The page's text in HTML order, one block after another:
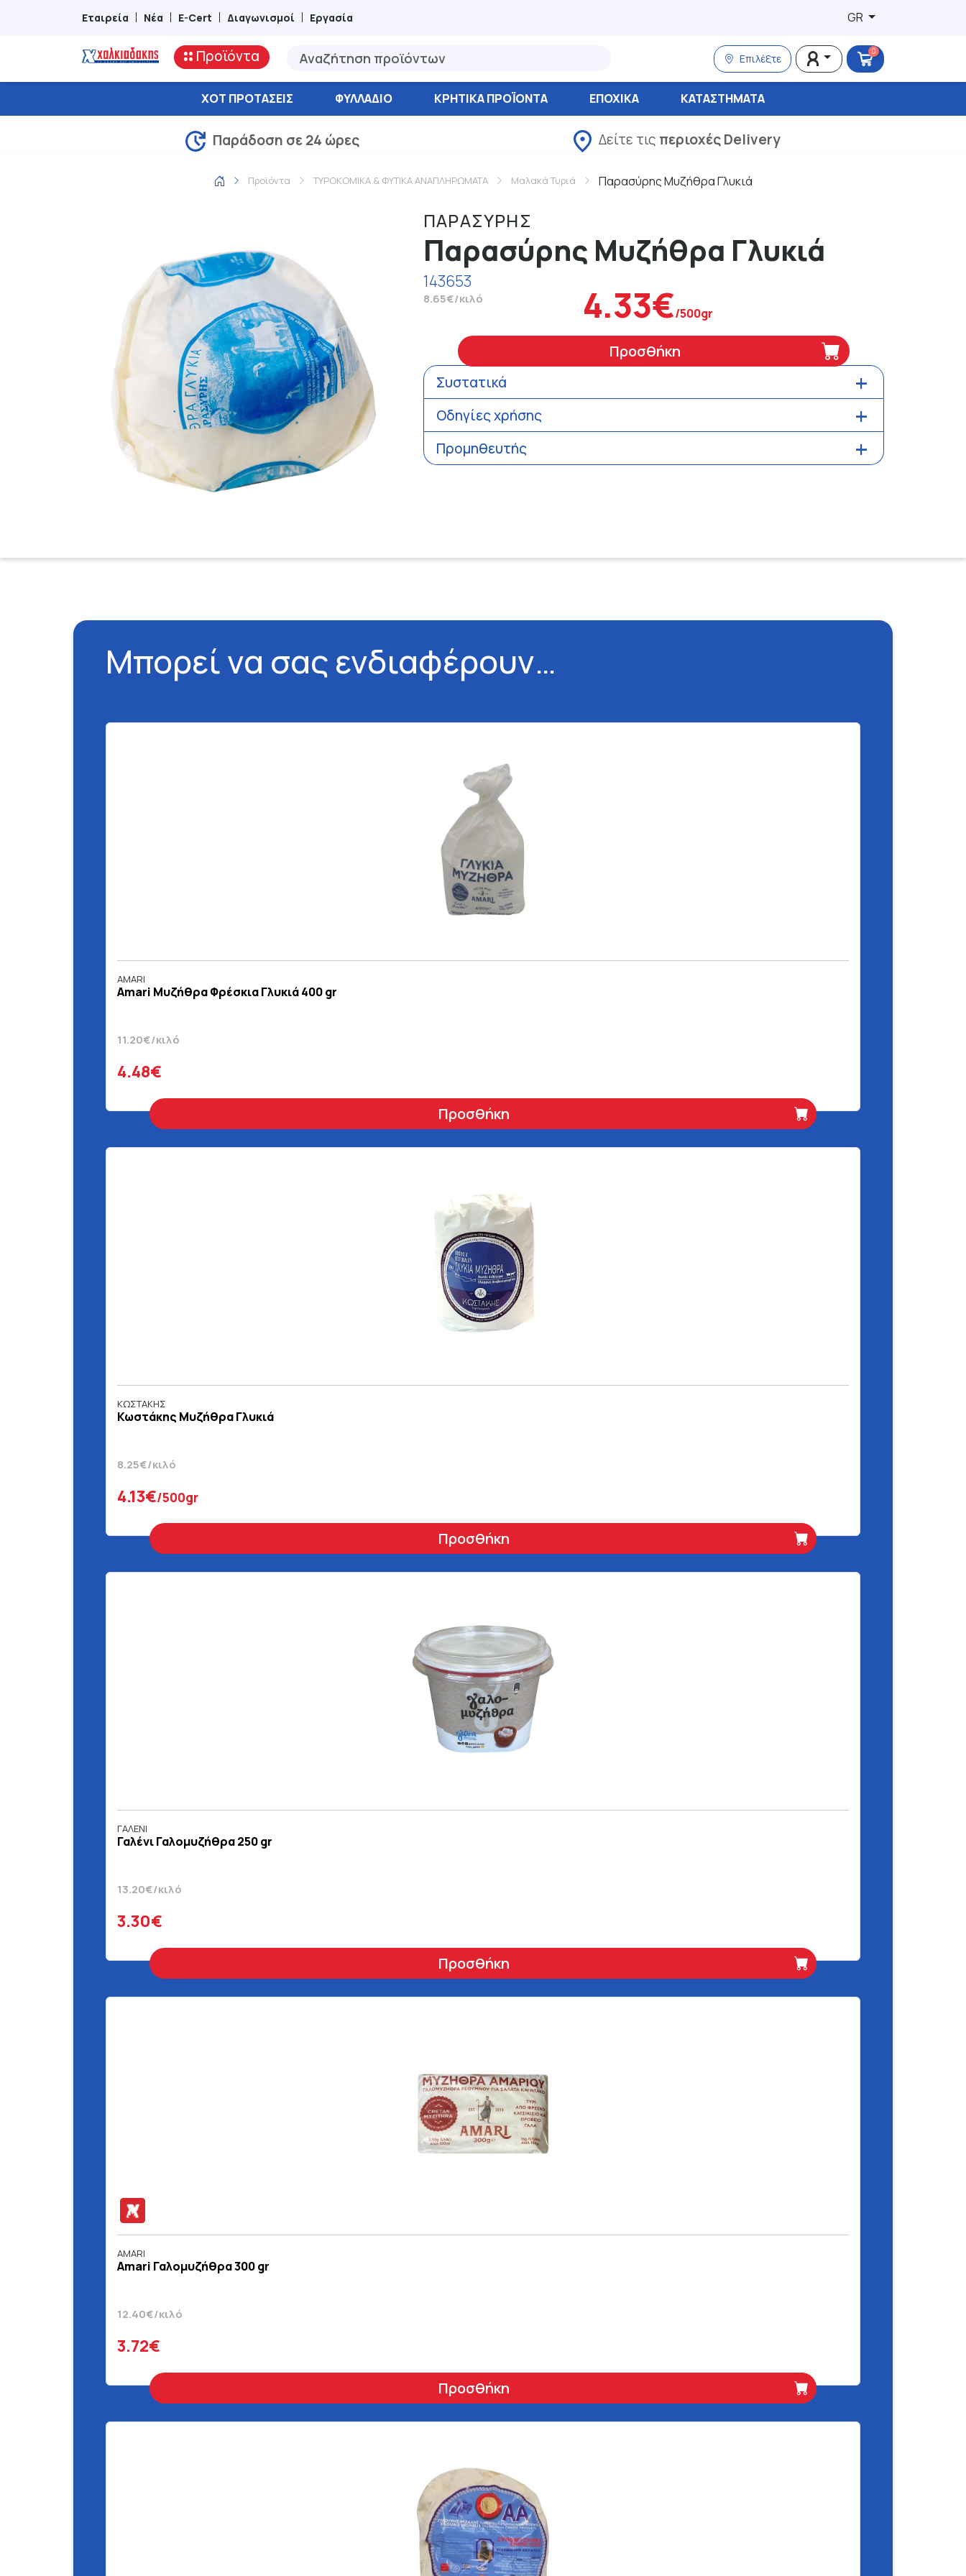
Εταιρεία Νέα E-Cert Διαγωνισμοί Εργασία GR
Προϊόντα Επιλέξτε
0
ΧΟΤ ΠΡΟΤΆΣΕΙΣ ΦΥΛΛΆΔΙΟ ΚΡΗΤΙΚΑ ΠΡΟΪΟΝΤΑ ΕΠΟΧΙΚΑ ΚΑΤΑΣΤΉΜΑΤΑ
Παράδοση σε 24 ώρες Δείτε τις περιοχές Delivery
Προϊόντα ΤΥΡΟΚΟΜΙΚΑ & ΦΥΤΙΚΑ ΑΝΑΠΛΗΡΩΜΑΤΑ Μαλακά Τυριά Παρασύρης Μυζήθρα Γλυκιά
ΠΑΡΑΣΥΡΗΣ
Παρασύρης Μυζήθρα Γλυκιά
143653
8.65€/κιλό 4.33€/500gr
Προσθήκη
Συστατικά
Οδηγίες χρήσης
Προμηθευτής
Μπορεί να σας ενδιαφέρουν…
AMARI
Amari Μυζήθρα Φρέσκια Γλυκιά 400 gr
11.20€/κιλό
4.48€
Προσθήκη
ΚΩΣΤΑΚΗΣ
Κωστάκης Μυζήθρα Γλυκιά
8.25€/κιλό
4.13€/500gr
Προσθήκη
ΓΑΛΕΝΙ
Γαλένι Γαλoμυζήθρα 250 gr
13.20€/κιλό
3.30€
Προσθήκη
AMARI
Amari Γαλομυζήθρα 300 gr
12.40€/κιλό
3.72€
Προσθήκη